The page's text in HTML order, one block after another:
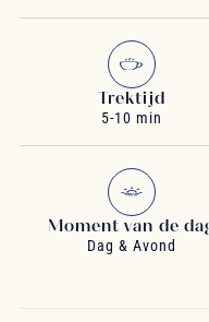
Trektijd
5-10 min
Moment van de
Dag & Avond